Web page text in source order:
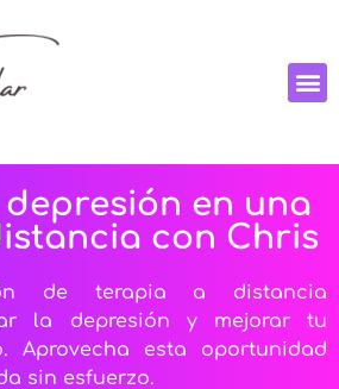
en una
con Chris
de terapia a distancia
la depresión y mejorar tu
Aprovecha esta oportunidad
sin esfuerzo.